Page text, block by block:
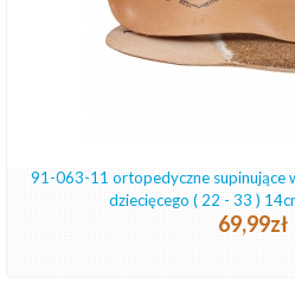
91-063-11 ortopedyczne supinujące
dziecięcego ( 22 - 33 )
69,99zł